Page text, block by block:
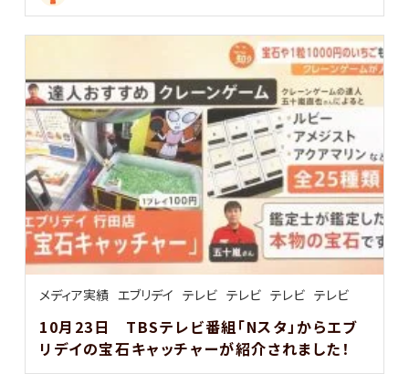
メディア実績 エブリデイ テレビ テレビ テレビ テレビ
10月23日 TBSテレビ番組「Nスタ」からエブ
リデイの宝石キャッチャーが紹介されました！